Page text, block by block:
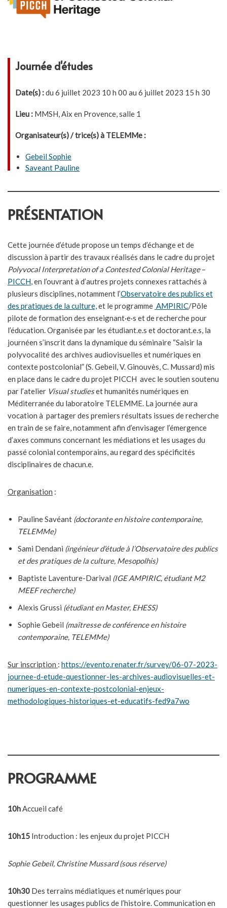
Journée d'études
Date(s) :du 6 juillet 2023 10 h 00 au 6 juillet 2023 15 h 30
Lieu : MMSH, Aix en Provence, salle 1
Organisateur(s) / trice(s) à TELEMMe :
Gebeil Sophie
Saveant Pauline
PRÉSENTATION
Cette journée d’étude propose un temps d’échange et de
discussion à partir des travaux réalisés dans le cadre du projet
Polyvocal Interpretation of a Contested Colonial Heritage–
PICCH, en l’ouvrant à d’autres projets connexes rattachés à
plusieurs disciplines, notamment l’Observatoire des publics et
des pratiques de la culture,et le programme AMPIRIC/Pôle
pilote de formation des enseignant·e·s et de recherche pour
l’éducation. Organisée par les étudiant.e.s et doctorant.e.s, la
journéen s’inscrit dans la dynamique du séminaire “Saisir la
polyvocalité des archives audiovisuelles et numériques en
contexte postcolonial” (S. Gebeil, V. Ginouvès, C. Mussard) mis
en place dans le cadre du projet PICCH avec le soutien soutenu
par l’atelier Visual studieset humanités numériques en
Méditerranée du laboratoire TELEMME. La journée aura
vocation à partager des premiers résultats issues de recherche
en train de se faire, notamment afin d’envisager l’émergence
d’axes communs concernant les médiations et les usages du
passé colonial contemporains, au regard des spécificités
disciplinaires de chacun.e.
Organisation :
Pauline Savéant (doctorante en histoire contemporaine,
TELEMMe)
Sami Dendani (ingénieur d’étude à l’Observatoire des publics
et des pratiques de la culture, Mesopolhis)
Baptiste Laventure-Darival (IGE AMPIRIC, étudiant M2
MEEF recherche)
Alexis Grussi (étudiant en Master, EHESS)
Sophie Gebeil (maîtresse de conférence en histoire
contemporaine, TELEMMe)
Sur inscription : https://evento.renater.fr/survey/06-07-2023-
journee-d-etude-questionner-les-archives-audiovisuelles-et-
numeriques-en-contexte-postcolonial-enjeux-
methodologiques-historiques-et-educatifs-fed9a7wo
PROGRAMME
10hAccueil café
10h15 Introduction : les enjeux du projet PICCH
Sophie Gebeil, Christine Mussard (sous réserve)
10h30 Des terrains médiatiques et numériques pour
questionner les usages publics de l’histoire. Communication en